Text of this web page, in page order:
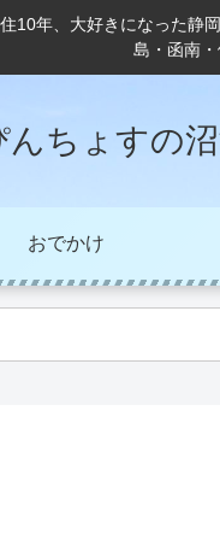
10年、大好きになった
島・函南
んちょすの
おでかけ